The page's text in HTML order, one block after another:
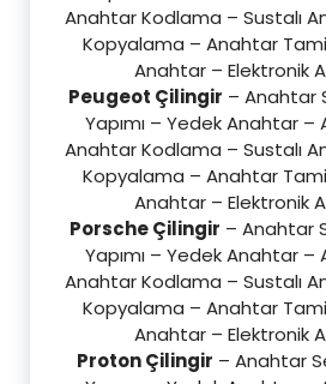
Anahtar Kodlama – Sustalı
Kopyalama – Anahtar
Anahtar – Elektronik
Peugeot Çilingir – Anahtar
Yapımı – Yedek Anahtar –
Anahtar Kodlama – Sustalı
Kopyalama – Anahtar
Anahtar – Elektronik
Porsche Çilingir – Anahtar
Yapımı – Yedek Anahtar –
Anahtar Kodlama – Sustalı
Kopyalama – Anahtar
Anahtar – Elektronik
Proton Çilingir – Anahtar